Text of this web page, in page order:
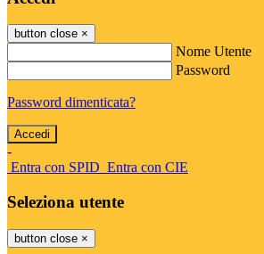
button close ×
Nome Utente
Password
Password dimenticata?
-
Entra con SPID Entra con CIE
Seleziona utente
button close ×